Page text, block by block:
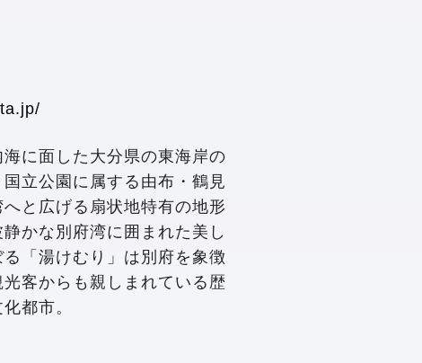
に面した大分県の東海岸の
立公園に属する由布・鶴見
と広げる扇状地特有の地形
かな別府湾に囲まれた美し
「湯けむり」は別府を象徴
客からも親しまれている歴
都市。